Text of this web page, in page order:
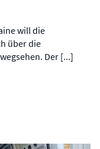
will die
über die
Der [...]